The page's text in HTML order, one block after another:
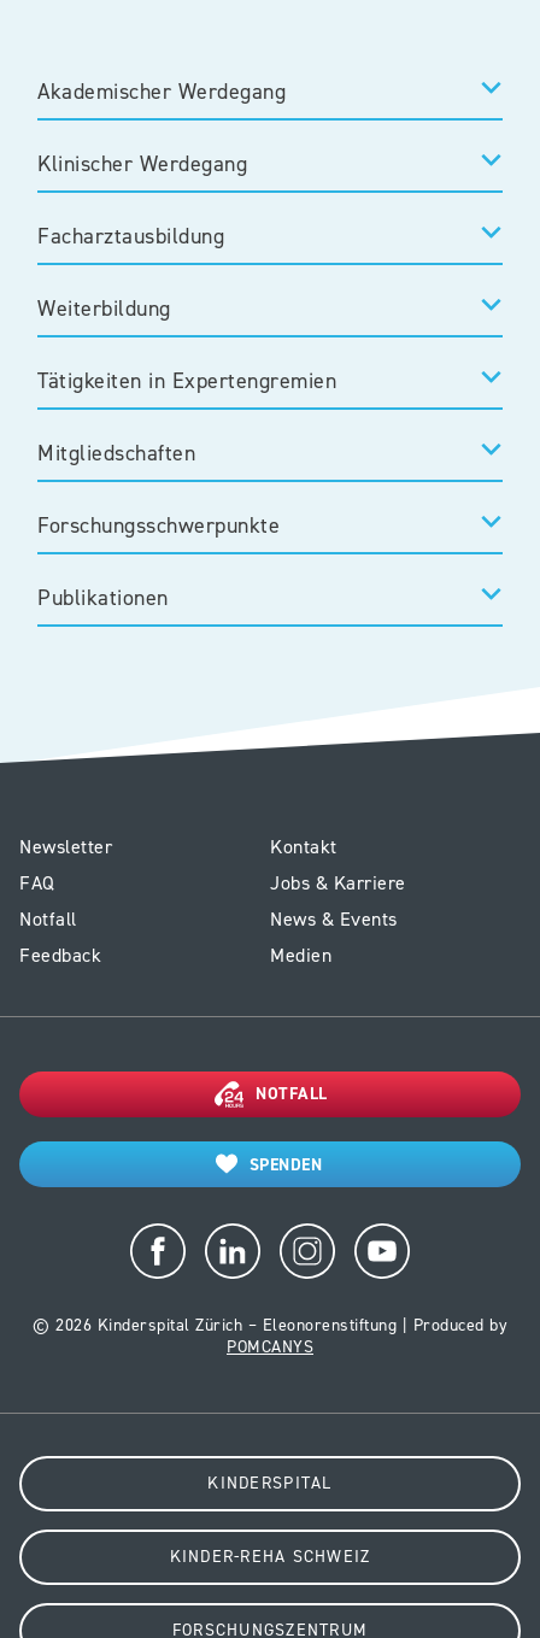
Akademischer Werdegang
Klinischer Werdegang
Facharztausbildung
Weiterbildung
Tätigkeiten in Expertengremien
Mitgliedschaften
Forschungsschwerpunkte
Publikationen
E1
-
Footer
Kinderspital
Newsletter
FAQ
Notfall
Feedback
Service
Kinderspital
Kontakt
Jobs & Karriere
News & Events
Medien
NOTFALL
SPENDEN
© 2026 Kinderspital Zürich – Eleonorenstiftung | Produced by
POMCANYS
KINDERSPITAL
KINDER-REHA SCHWEIZ
FORSCHUNGSZENTRUM